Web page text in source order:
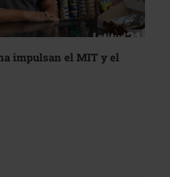
impulsan el MIT y el